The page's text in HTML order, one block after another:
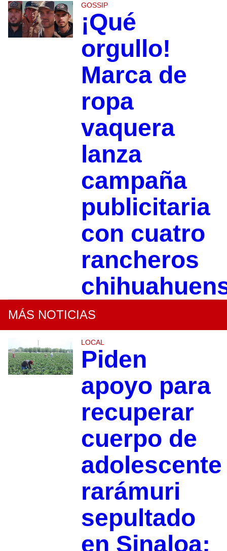
GOSSIP
¡Qué
orgullo!
Marca de
ropa
vaquera
lanza
campaña
publicitaria
con cuatro
rancheros
MÁS NOTICIAS
LOCAL
Piden
apoyo para
recuperar
cuerpo de
adolescente
rarámuri
sepultado
en Sinaloa;